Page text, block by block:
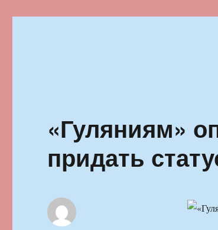
«Гуляниям»
придать